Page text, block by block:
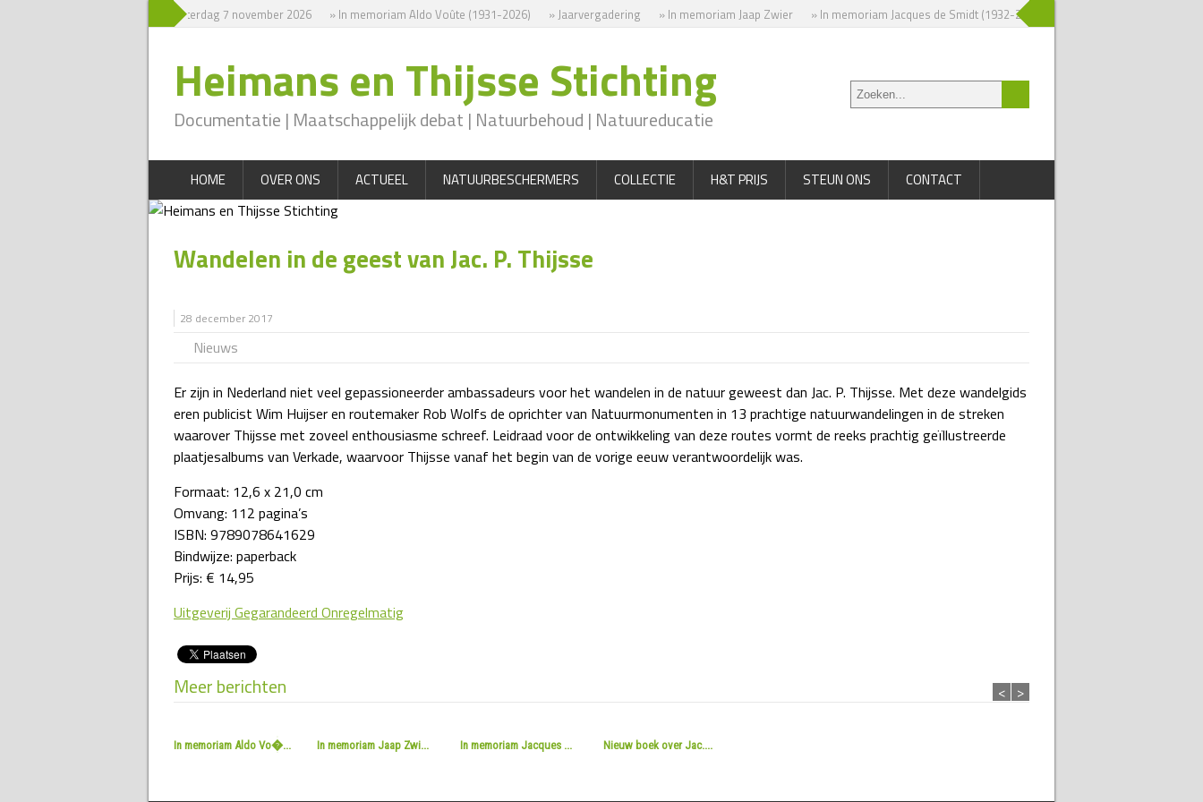
» Symposium zaterdag 7 november 2026 » In memoriam Aldo Voûte (1931-2026) » Jaarvergadering » In memoriam Jaap Zwier » In memoriam Jacques de Smidt (1932-2025)
Heimans en Thijsse Stichting
Documentatie | Maatschappelijk debat | Natuurbehoud | Natuureducatie
HOME OVER ONS ACTUEEL NATUURBESCHERMERS COLLECTIE H&T PRIJS STEUN ONS CONTACT
Wandelen in de geest van Jac. P. Thijsse
28 december 2017
Nieuws
Er zijn in Nederland niet veel gepassioneerder ambassadeurs voor het wandelen in de natuur geweest dan Jac. P. Thijsse. Met deze wandelgids
eren publicist Wim Huijser en routemaker Rob Wolfs de oprichter van Natuurmonumenten in 13 prachtige natuurwandelingen in de streken
waarover Thijsse met zoveel enthousiasme schreef. Leidraad voor de ontwikkeling van deze routes vormt de reeks prachtig geïllustreerde
plaatjesalbums van Verkade, waarvoor Thijsse vanaf het begin van de vorige eeuw verantwoordelijk was.
Formaat: 12,6 x 21,0 cm
Omvang: 112 pagina’s
ISBN: 9789078641629
Bindwijze: paperback
Prijs: € 14,95
Uitgeverij Gegarandeerd Onregelmatig
Meer berichten
In memoriam Aldo Vo�... In memoriam Jaap Zwi... In memoriam Jacques ... Nieuw boek over Jac....
< >